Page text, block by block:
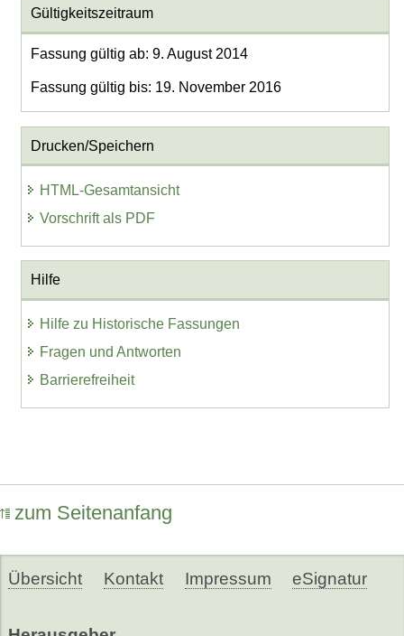
Gültigkeitszeitraum
Fassung gültig ab: 9. August 2014
Fassung gültig bis: 19. November 2016
Drucken/Speichern
HTML-Gesamtansicht
Vorschrift als PDF
Hilfe
Hilfe zu Historische Fassungen
Fragen und Antworten
Barrierefreiheit
zum Seitenanfang
Übersicht Kontakt Impressum eSignatur